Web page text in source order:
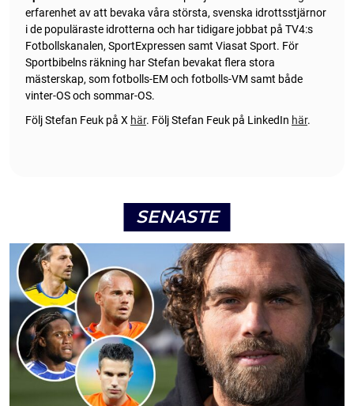
erfarenhet av att bevaka våra största, svenska idrottsstjärnor
i de populäraste idrotterna och har tidigare jobbat på TV4:s
Fotbollskanalen, SportExpressen samt Viasat Sport. För
Sportbibelns räkning har Stefan bevakat flera stora
mästerskap, som fotbolls-EM och fotbolls-VM samt både
vinter-OS och sommar-OS.
Följ Stefan Feuk på X här. Följ Stefan Feuk på LinkedIn här.
SENASTE